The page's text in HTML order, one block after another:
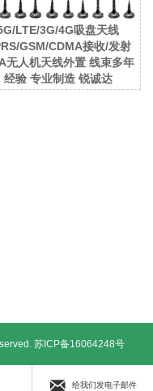
LTE/3G/4G吸盘天线
GSM/CDMA接收/发射
无人机天线外置 线束多年
经验 专业制造 锐诚达
苏ICP备16064248号
 给我们发电子邮件